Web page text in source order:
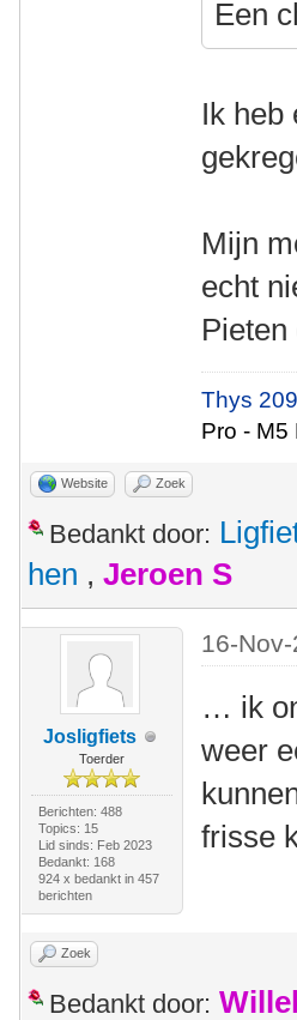
Een
Ik heb
Mijn
echt
Thys
Pro - M5
Website Zoek
Bedankt door:
hen , Jeroen S
Josligfiets
Toerder
Berichten: 488
Topics: 15
Lid sinds: Feb 2023
Bedankt: 168
924 x bedankt in 457
berichten
16-
… ik
weer
frisse
Zoek
Bedankt door: